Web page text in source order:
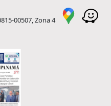
00507, Zona 4